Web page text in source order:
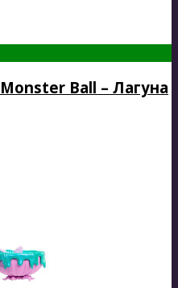
Ball – Лагуна